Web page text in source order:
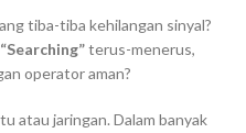
tiba-tiba kehilangan sinyal?
“Searching”terus-menerus,
operator aman?
atau jaringan. Dalam banyak